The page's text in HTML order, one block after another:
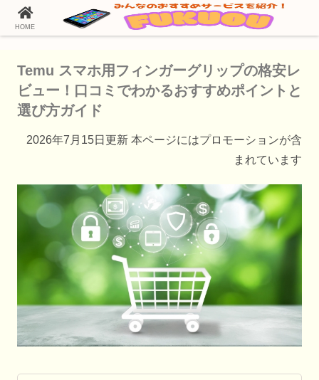
ホーム Temu（テム）の通販情報
Temu スマホ用フィンガーグリップの格安レ
ビュー！口コミでわかるおすすめポイントと
選び方ガイド
2026年7月15日更新 本ページにはプロモーションが含
まれています
HOME